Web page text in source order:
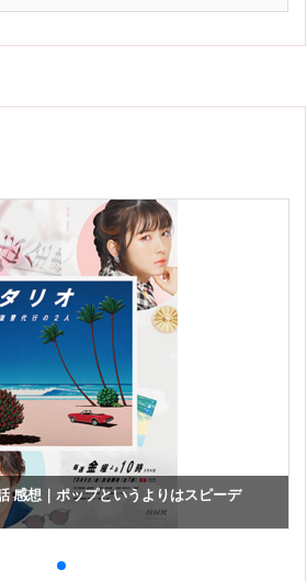
感想｜ポップというよりはスピーデ